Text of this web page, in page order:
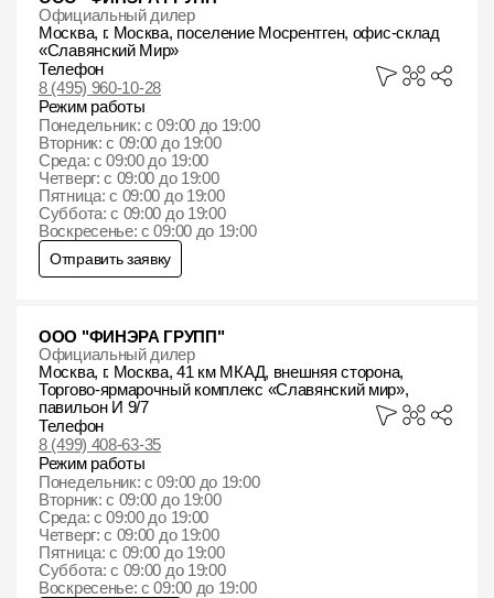
Официальный дилер
Москва, г. Москва, поселение Мосрентген, офис-склад
«Славянский Мир»
Телефон
8 (495) 960-10-28
Режим работы
Понедельник: с 09:00 до 19:00
Вторник: с 09:00 до 19:00
Среда: с 09:00 до 19:00
Четверг: с 09:00 до 19:00
Пятница: с 09:00 до 19:00
Суббота: с 09:00 до 19:00
Воскресенье: с 09:00 до 19:00
Отправить заявку
ООО "ФИНЭРА ГРУПП"
Официальный дилер
Москва, г. Москва, 41 км МКАД, внешняя сторона,
Торгово-ярмарочный комплекс «Славянский мир»,
павильон И 9/7
Телефон
8 (499) 408-63-35
Режим работы
Понедельник: с 09:00 до 19:00
Вторник: с 09:00 до 19:00
Среда: с 09:00 до 19:00
Четверг: с 09:00 до 19:00
Пятница: с 09:00 до 19:00
Суббота: с 09:00 до 19:00
Воскресенье: с 09:00 до 19:00